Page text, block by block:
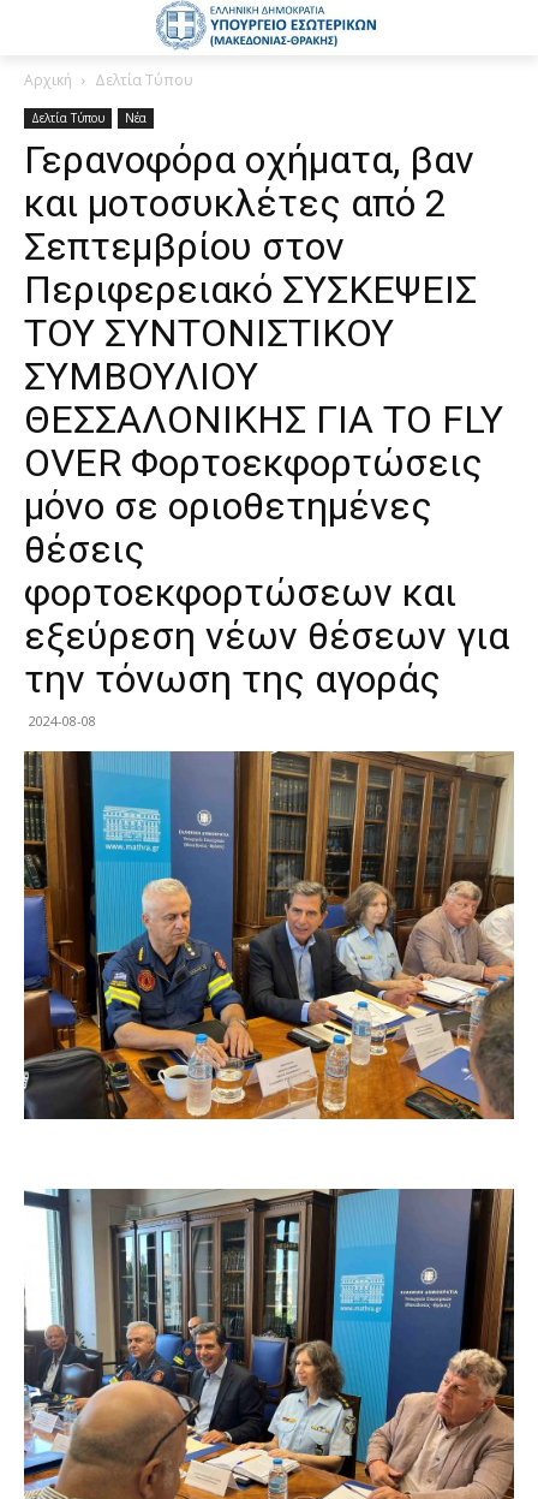
Αρχική Δελτία Τύπου
Δελτία Τύπου Νέα
Γερανοφόρα οχήματα, βαν
και μοτοσυκλέτες από 2
Σεπτεμβρίου στον
Περιφερειακό ΣΥΣΚΕΨΕΙΣ
ΤΟΥ ΣΥΝΤΟΝΙΣΤΙΚΟΥ
ΣΥΜΒΟΥΛΙΟΥ
ΘΕΣΣΑΛΟΝΙΚΗΣ ΓΙΑ ΤΟ FLY
OVER Φορτοεκφορτώσεις
μόνο σε οριοθετημένες
θέσεις
φορτοεκφορτώσεων και
εξεύρεση νέων θέσεων για
την τόνωση της αγοράς
2024-08-08